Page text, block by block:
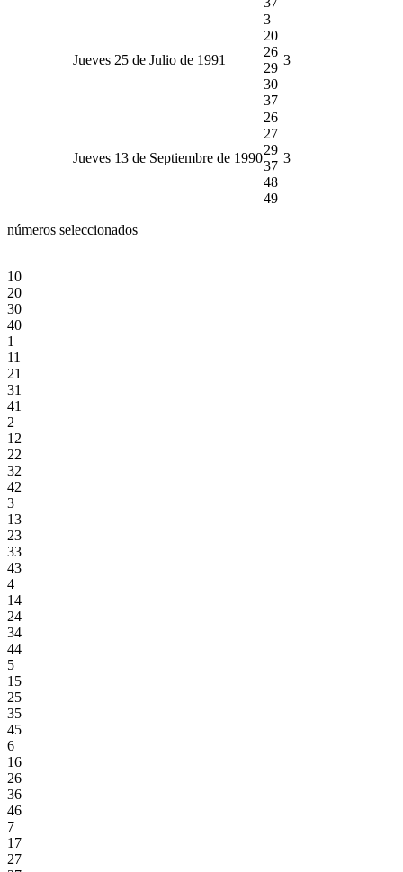
Jueves 25 de Julio de 1991
3
20
26
29
30
37
3
Jueves 13 de Septiembre de 1990
26
27
29
37
48
49
3
números seleccionados
10
20
30
40
1
11
21
31
41
2
12
22
32
42
3
13
23
33
43
4
14
24
34
44
5
15
25
35
45
6
16
26
36
46
7
17
27